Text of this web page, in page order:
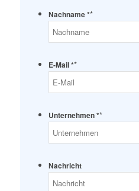
Nachname **
E-Mail **
Unternehmen **
Nachricht